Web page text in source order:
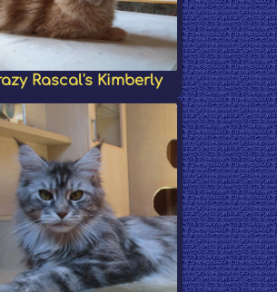
Rascal's Kimberly